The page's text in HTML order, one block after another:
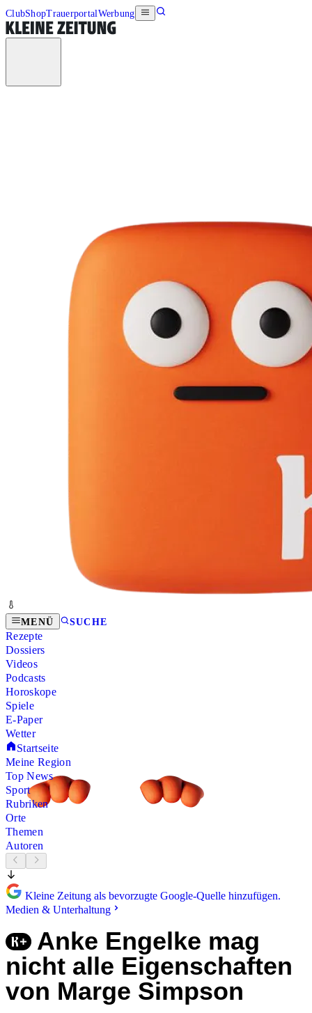
ClubShopTrauerportalWerbung
MENÜ SUCHE
Rezepte
Dossiers
Videos
Podcasts
Horoskope
Spiele
E-Paper
Wetter
Startseite
Meine Region
Top News
Sport
Rubriken
Orte
Themen
Autoren
Kleine Zeitung als bevorzugte Google-Quelle hinzufügen.
Medien & Unterhaltung
Anke Engelke mag
nicht alle Eigenschaften
von Marge Simpson